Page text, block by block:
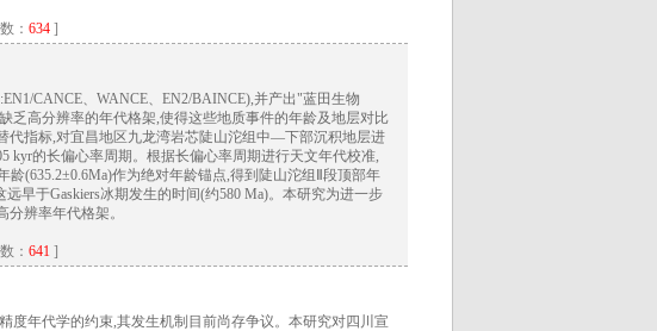
： 634 ]
CANCE、WANCE、EN2/BAINCE),并产出"蓝田生物
乏高分辨率的年代格架,使得这些地质事件的年龄及地层对比
代指标,对宜昌地区九龙湾岩芯陡山沱组中—下部沉积地层进
kyr的长偏心率周期。根据长偏心率周期进行天文年代校准,
(635.2±0.6Ma)作为绝对年龄锚点,得到陡山沱组Ⅱ段顶部年
早于Gaskiers冰期发生的时间(约580 Ma)。本研究为进一步
辨率年代格架。
： 641 ]
度年代学的约束,其发生机制目前尚存争议。本研究对四川宣